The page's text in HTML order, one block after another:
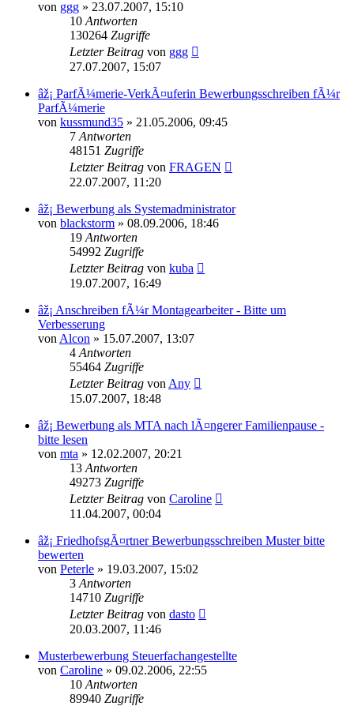
von ggg » 23.07.2007, 15:10
10 Antworten
130264 Zugriffe
Letzter Beitrag von ggg
27.07.2007, 15:07
âž¡ ParfÃ¼merie-VerkÃ¤uferin Bewerbungsschreiben fÃ¼r
ParfÃ¼merie
von kussmund35 » 21.05.2006, 09:45
7 Antworten
48151 Zugriffe
Letzter Beitrag von FRAGEN
22.07.2007, 11:20
âž¡ Bewerbung als Systemadministrator
von blackstorm » 08.09.2006, 18:46
19 Antworten
54992 Zugriffe
Letzter Beitrag von kuba
19.07.2007, 16:49
âž¡ Anschreiben fÃ¼r Montagearbeiter - Bitte um
Verbesserung
von Alcon » 15.07.2007, 13:07
4 Antworten
55464 Zugriffe
Letzter Beitrag von Any
15.07.2007, 18:48
âž¡ Bewerbung als MTA nach lÃ¤ngerer Familienpause -
bitte lesen
von mta » 12.02.2007, 20:21
13 Antworten
49273 Zugriffe
Letzter Beitrag von Caroline
11.04.2007, 00:04
âž¡ FriedhofsgÃ¤rtner Bewerbungsschreiben Muster bitte
bewerten
von Peterle » 19.03.2007, 15:02
3 Antworten
14710 Zugriffe
Letzter Beitrag von dasto
20.03.2007, 11:46
Musterbewerbung Steuerfachangestellte
von Caroline » 09.02.2006, 22:55
10 Antworten
89940 Zugriffe